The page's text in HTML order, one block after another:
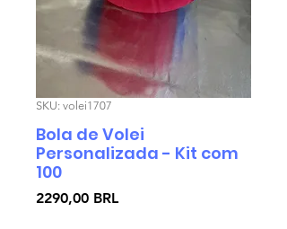
SKU: volei1707
Bola de Volei
Personalizada - Kit com
100
2290,00 BRLPrecio